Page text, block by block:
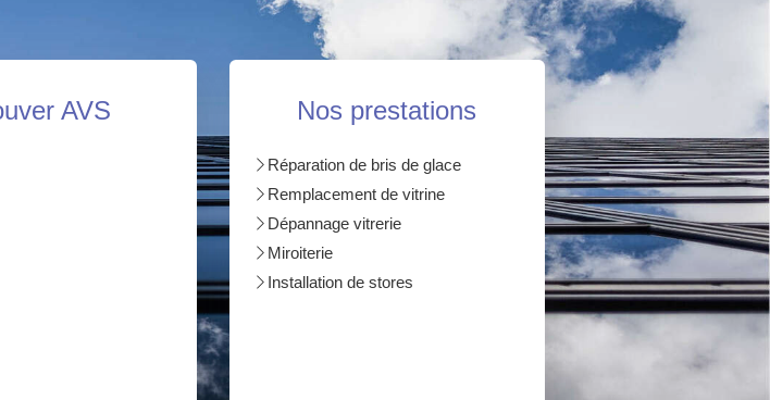
AVS Nos prestations
Réparation de bris de glace
Remplacement de vitrine
Dépannage vitrerie
Miroiterie
Installation de stores